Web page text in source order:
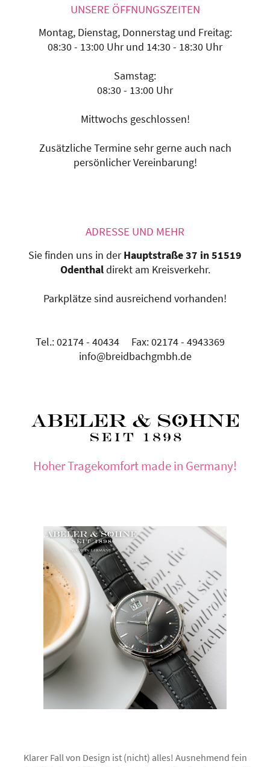
UNSERE ÖFFNUNGSZEITEN
Montag, Dienstag, Donnerstag und Freitag:
08:30 - 13:00 Uhr und 14:30 - 18:30 Uhr
Samstag:
08:30 - 13:00 Uhr
Mittwochs geschlossen!
Zusätzliche Termine sehr gerne auch nach
persönlicher Vereinbarung!
ADRESSE UND MEHR
Sie finden uns in derHauptstraße 37 in 51519
Odenthaldirekt am Kreisverkehr.
Parkplätze sind ausreichend vorhanden!
Tel.: 02174 - 40434 Fax: 02174 - 4943369
info@breidbachgmbh.de
Hoher Tragekomfort made in Germany!
Klarer Fall von Design ist (nicht) alles! Ausnehmend fein